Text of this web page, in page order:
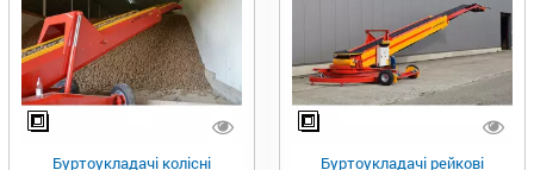
Буртоукладачі колісні Буртоукладачі рейкові